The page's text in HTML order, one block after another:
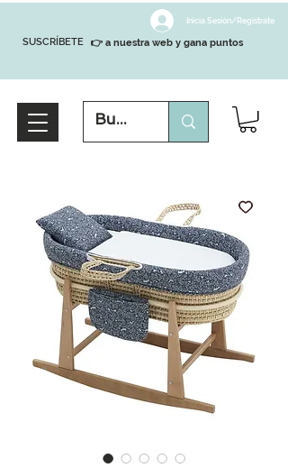
SUSCRÍBETE
Inicia Sesión/Regístrate
👉 a nuestra web y gana puntos